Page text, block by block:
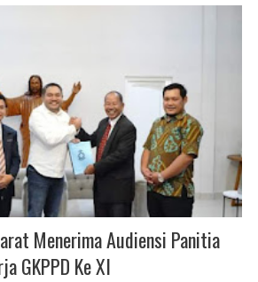
Menerima Audiensi Panitia
GKPPD Ke XI